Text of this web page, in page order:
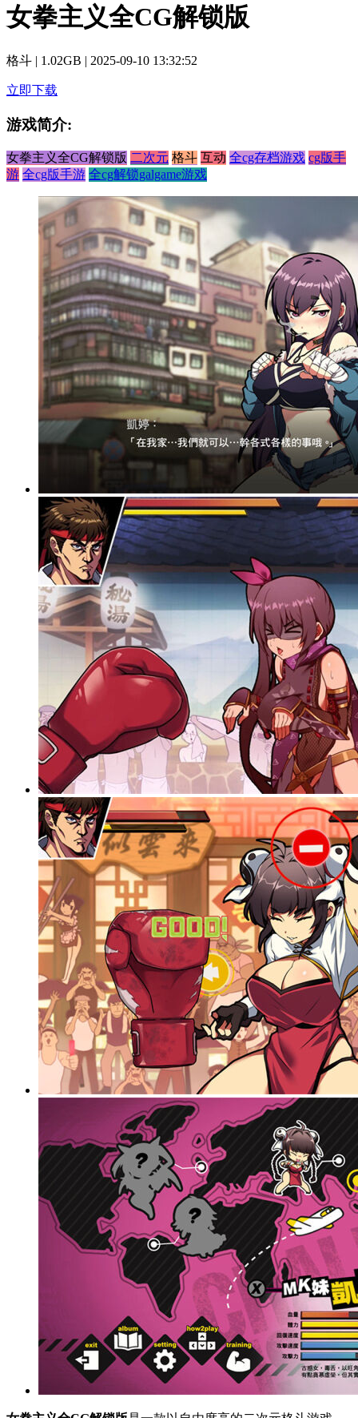
女拳主义全CG解锁版
格斗 | 1.02GB | 2025-09-10 13:32:52
立即下载
游戏简介:
女拳主义全CG解锁版 二次元 格斗 互动 全cg存档游戏 cg版手
游 全cg版手游 全cg解锁galgame游戏